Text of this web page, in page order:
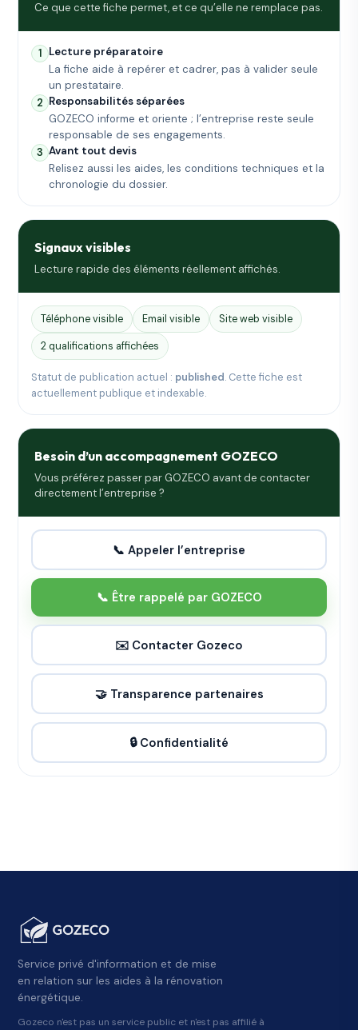
Ce que cette fiche permet, et ce qu’elle ne remplace pas.
1 Lecture préparatoire
La fiche aide à repérer et cadrer, pas à valider seule
un prestataire.
2 Responsabilités séparées
GOZECO informe et oriente ; l’entreprise reste seule
responsable de ses engagements.
3 Avant tout devis
Relisez aussi les aides, les conditions techniques et la
chronologie du dossier.
Signaux visibles
Lecture rapide des éléments réellement affichés.
Téléphone visible Email visible
Site web visible
2 qualifications affichées
Statut de publication actuel : published. Cette fiche est
actuellement publique et indexable.
Besoin d’un accompagnement GOZECO
Vous préférez passer par GOZECO avant de contacter
directement l’entreprise ?
📞 Appeler l’entreprise
📞 Être rappelé par GOZECO
✉️ Contacter Gozeco
🤝 Transparence partenaires
🔒 Confidentialité
Service privé d'information et de mise
en relation sur les aides à la rénovation
énergétique.
Gozeco n'est pas un service public et n'est pas affilié à